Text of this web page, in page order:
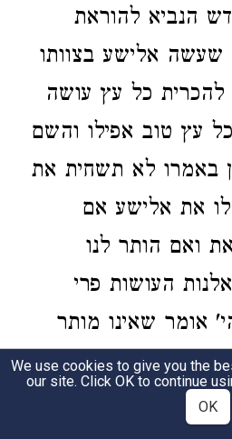
הנביא להוראת
אלישע בצוותו
כל עץ עושה
עץ טוב אפילו והשם
באמרו לא תשחית את
את אלישע אם
ואם הותר לנו
העושות פרי
אומר שאינו מותר
עתה לענין צורך
תנחומא פ' פנחס
We use cookies to give you the
our site. Click OK to continue
OK